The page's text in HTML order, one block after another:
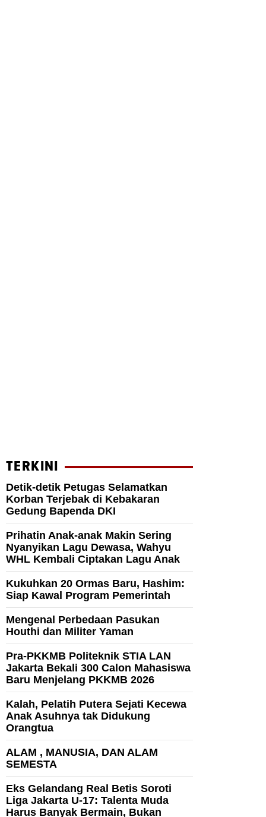
TERKINI
Detik-detik Petugas Selamatkan
Korban Terjebak di Kebakaran
Gedung Bapenda DKI
Prihatin Anak-anak Makin Sering
Nyanyikan Lagu Dewasa, Wahyu
WHL Kembali Ciptakan Lagu Anak
Kukuhkan 20 Ormas Baru, Hashim:
Siap Kawal Program Pemerintah
Mengenal Perbedaan Pasukan
Houthi dan Militer Yaman
Pra-PKKMB Politeknik STIA LAN
Jakarta Bekali 300 Calon Mahasiswa
Baru Menjelang PKKMB 2026
Kalah, Pelatih Putera Sejati Kecewa
Anak Asuhnya tak Didukung
Orangtua
ALAM , MANUSIA, DAN ALAM
SEMESTA
Eks Gelandang Real Betis Soroti
Liga Jakarta U-17: Talenta Muda
Harus Banyak Bermain, Bukan